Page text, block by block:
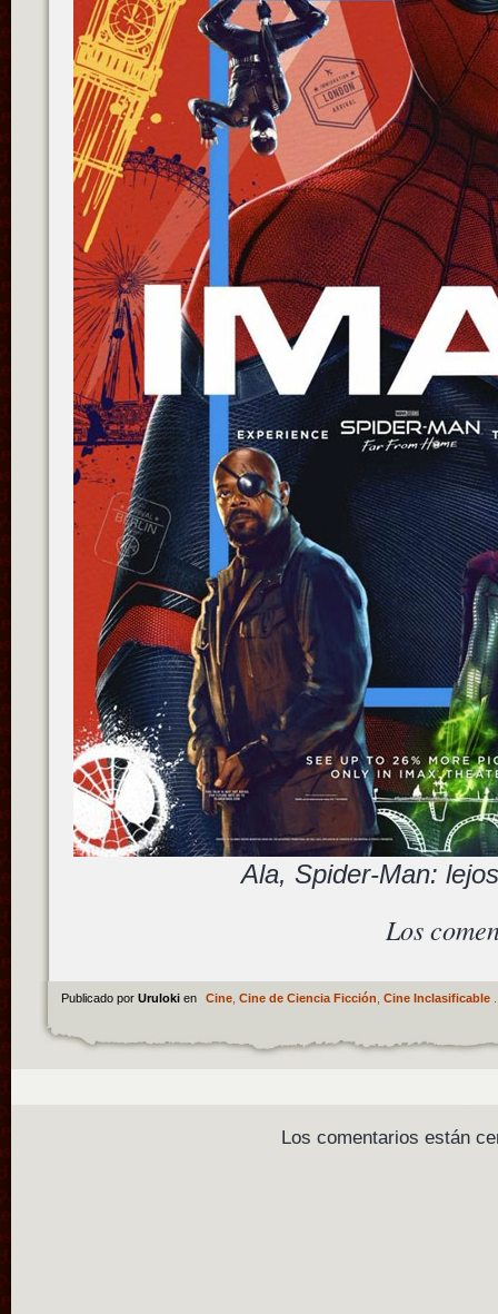
Ala, Spider-Man:
Los
Publicado por Uruloki en Cine, Cine de Ciencia Ficción Cine Inclasificable.
Los comentarios están